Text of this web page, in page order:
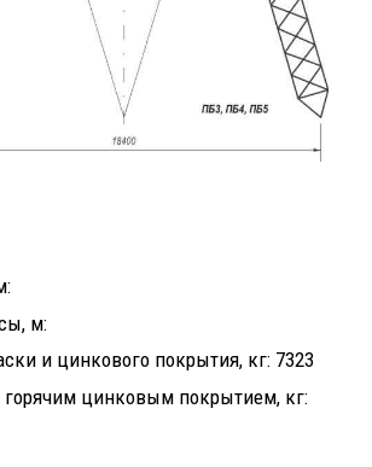
м:
и цинкового покрытия, кг: 7323
цинковым покрытием, кг: